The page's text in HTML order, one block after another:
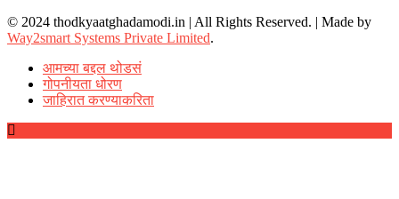
© 2024 thodkyaatghadamodi.in | All Rights Reserved. | Made by
Way2smart Systems Private Limited.
आमच्या बद्दल थोडसं
गोपनीयता धोरण
जाहिरात करण्याकरिता